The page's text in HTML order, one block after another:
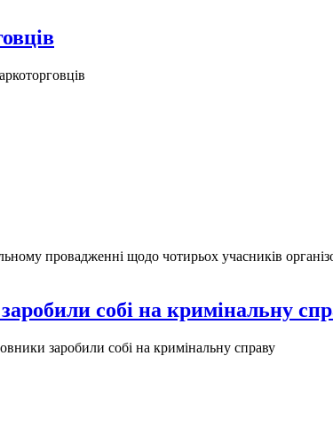
провадженні щодо чотирьох учасників
собі на кримінальну
заробили собі на кримінальну справу